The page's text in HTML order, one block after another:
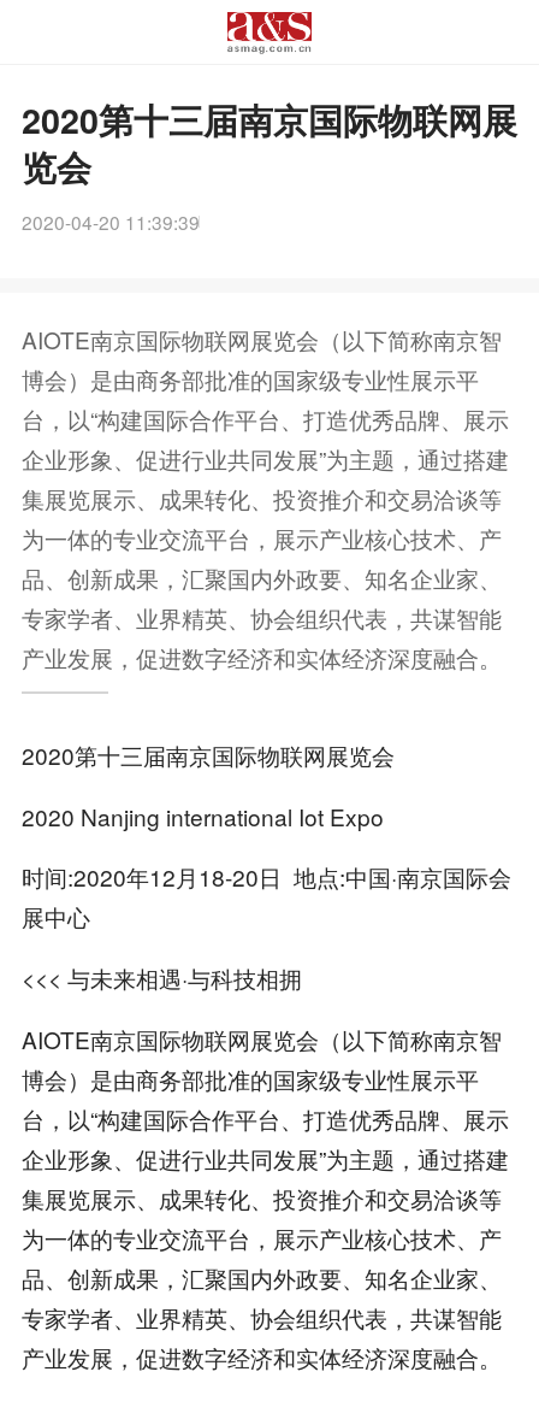
2020第十三届南京国际物联网展
览会
2020-04-20 11:39:39
AIOTE南京国际物联网展览会（以下简称南京智
博会）是由商务部批准的国家级专业性展示平
台，以“构建国际合作平台、打造优秀品牌、展示
企业形象、促进行业共同发展”为主题，通过搭建
集展览展示、成果转化、投资推介和交易洽谈等
为一体的专业交流平台，展示产业核心技术、产
品、创新成果，汇聚国内外政要、知名企业家、
专家学者、业界精英、协会组织代表，共谋智能
产业发展，促进数字经济和实体经济深度融合。
2020第十三届南京国际物联网展览会
2020 Nanjing international Iot Expo
时间:2020年12月18-20日 地点:中国·南京国际会
展中心
<<< 与未来相遇·与科技相拥
AIOTE南京国际物联网展览会（以下简称南京智
博会）是由商务部批准的国家级专业性展示平
台，以“构建国际合作平台、打造优秀品牌、展示
企业形象、促进行业共同发展”为主题，通过搭建
集展览展示、成果转化、投资推介和交易洽谈等
为一体的专业交流平台，展示产业核心技术、产
品、创新成果，汇聚国内外政要、知名企业家、
专家学者、业界精英、协会组织代表，共谋智能
产业发展，促进数字经济和实体经济深度融合。